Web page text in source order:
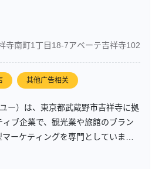
寺南町1丁目18-7アベーテ吉祥寺102
其他广告相关
ー）は、東京都武蔵野市吉祥寺に拠
ブ企業で、観光業や旅館のブラン
ーケティングを専門としていま
させたデジタル×アナログ戦略を駆